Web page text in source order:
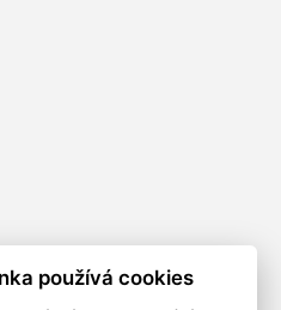
používá cookies